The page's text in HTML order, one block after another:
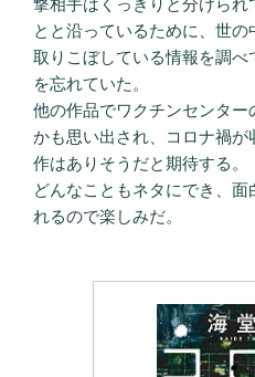
とと沿っているために、世
取りこぼしている情報を調
を忘れていた。
他の作品でワクチンセンター
かも思い出され、コロナ禍
作はありそうだと期待する。
どんなこともネタにでき、面
れるので楽しみだ。